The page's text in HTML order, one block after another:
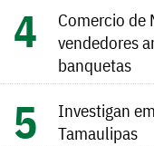
Comercio de
vendedores
banquetas
Investigan
Tamaulipas